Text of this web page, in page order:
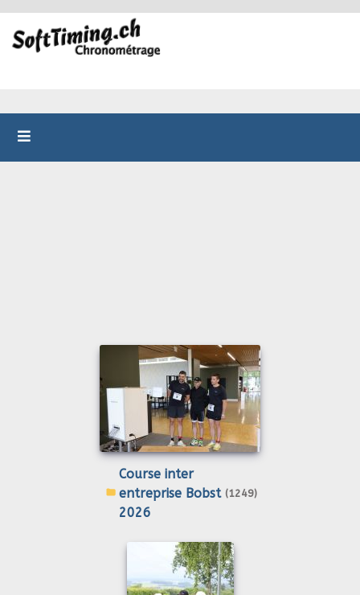
Course inter
entreprise Bobst
2026
(1249)